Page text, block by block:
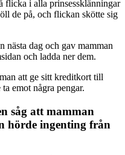
flicka i alla prinsessklänningar
de på, och flickan skötte sig
nästa dag och gav mamman
och ladda ner dem.
att ge sitt kreditkort till
emot några pengar.
såg att mamman
hörde ingenting från